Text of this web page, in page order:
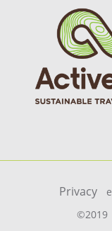
Privacy e
©2019